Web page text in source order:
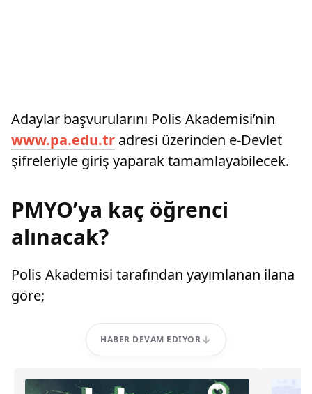
Adaylar başvurularını Polis Akademisi’nin
www.pa.edu.tr adresi üzerinden e-Devlet
şifreleriyle giriş yaparak tamamlayabilecek.
PMYO’ya kaç öğrenci
alınacak?
Polis Akademisi tarafından yayımlanan ilana
göre;
HABER DEVAM EDIYOR